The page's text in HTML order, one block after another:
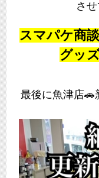
さ
スマパケ商
グッ
最後に魚津店🚗